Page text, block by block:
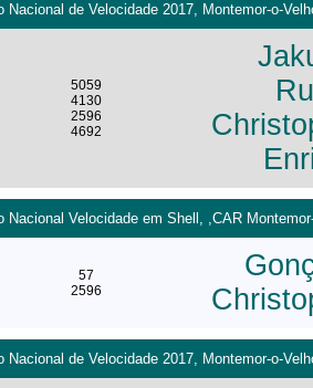
Nacional de Velocidade 2017, Montemor-o-
5059
4130
2596
4692
Nacional Velocidade em Shell, ,CAR
57
2596
Nacional de Velocidade 2017, Montemor-o-